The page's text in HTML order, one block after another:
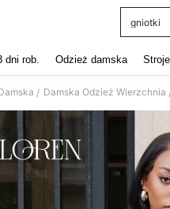
gniotki
dni rob. Odzież damska
/ Damska Odzież Wierzchnia